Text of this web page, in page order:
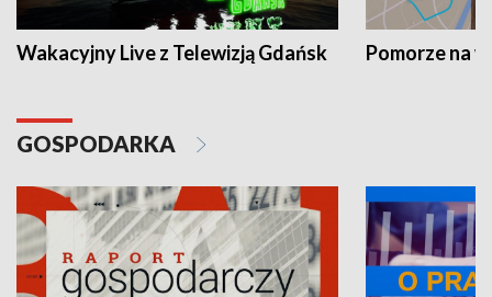
Wakacyjny Live z Telewizją Gdańsk Pomorze na
GOSPODARKA